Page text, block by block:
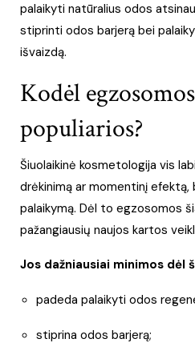
palaikyti natūralius odos
stiprinti odos barjerą bei
išvaizdą.
Kodėl
populiarios?
Šiuolaikinė kosmetologija vis
drėkinimą ar momentinį
palaikymą. Dėl to egzosomos
pažangiausių naujos kartos
Jos dažniausiai minimos dėl
padeda palaikyti odos
stiprina odos barjerą;